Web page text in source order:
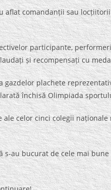
aflat comandanții sau
participante,
și recompensați cu
gazdelor plachete
închisă Olimpiada
celor cinci colegii
s-au bucurat de cele mai